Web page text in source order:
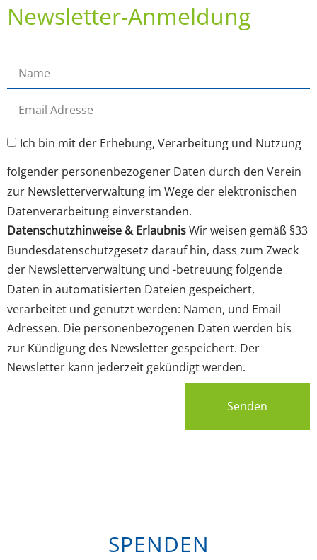
Newsletter-Anmeldung
Ich bin mit der Erhebung, Verarbeitung und Nutzung
folgender personenbezogener Daten durch den Verein
zur Newsletterverwaltung im Wege der elektronischen
Datenverarbeitung einverstanden.
Datenschutzhinweise & ErlaubnisWir weisen gemäß §33
Bundesdatenschutzgesetz darauf hin, dass zum Zweck
der Newsletterverwaltung und -betreuung folgende
Daten in automatisierten Dateien gespeichert,
verarbeitet und genutzt werden: Namen, und Email
Adressen. Die personenbezogenen Daten werden bis
zur Kündigung des Newsletter gespeichert. Der
Newsletter kann jederzeit gekündigt werden.
Senden
SPENDEN